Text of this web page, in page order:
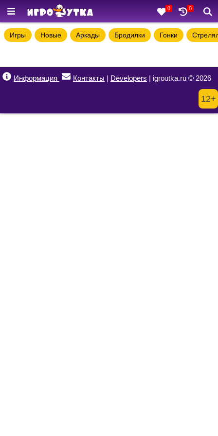
0 0
Игры Новые Аркады Бродилки Гонки
Информация Контакты | Developers | igroutka.ru © 2026
12+